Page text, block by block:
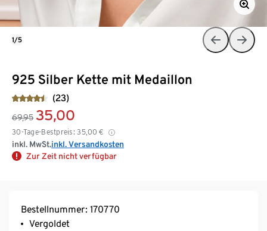
925 Silber Kette mit Medaillon
(23)
69,95 35,00
30-Tage-Bestpreis: 35,00 €
inkl. MwSt.inkl. Versandkosten
Zur Zeit nicht verfügbar
1/5
Bestellnummer: 170770
Vergoldet